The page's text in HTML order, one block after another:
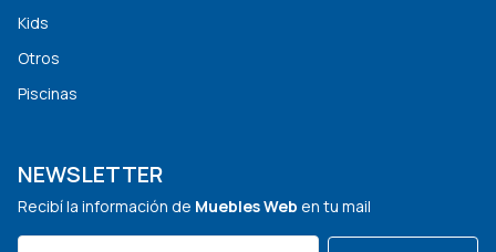
Kids
Otros
Piscinas
NEWSLETTER
Recibí la información de Muebles Web en tu mail